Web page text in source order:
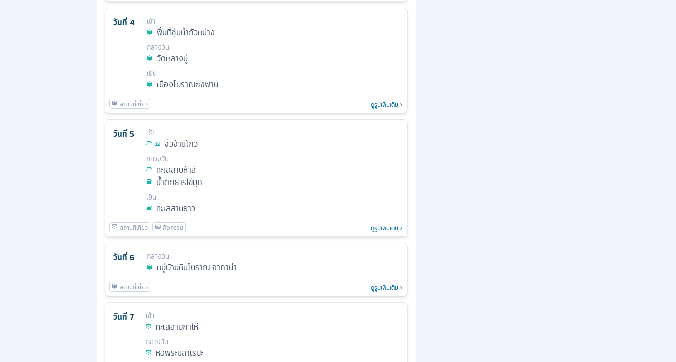
วันที่ 4 เช้า
พื้นที่ชุ่มน้ำกัวหม่าง
กลางวัน
วัดหลางมู่
เย็น
เมืองโบราณซงพาน
ดูรูปเพิ่มเติม
วันที่ 5 เช้า
จิ่วจ้ายโกว
กลางวัน
ทะเลสาบห้าสี
น้ำตกธารไข่มุก
เย็น
ทะเลสาบยาว
ดูรูปเพิ่มเติม
วันที่ 6 กลางวัน
หมู่บ้านหินโบราณ จากาน่า
ดูรูปเพิ่มเติม
วันที่ 7 เช้า
ทะเลสาบกาไห่
กลางวัน
หอพระมิลาเรปะ